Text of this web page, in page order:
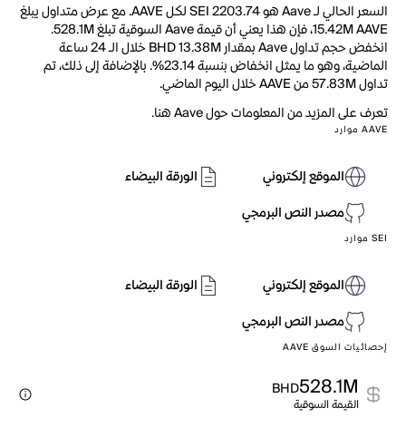
السعر الحالي لـ Aave هو SEI 2203.74 لكل AAVE. مع عرض متداول يبلغ
15.42M AAVE، فإن هذا يعني أن قيمة Aave السوقية تبلغ 528.1M.
انخفض حجم تداول Aave بمقدار BHD 13.38M خلال الـ 24 ساعة
الماضية، وهو ما يمثل انخفاض بنسبة 23.14%. بالإضافة إلى ذلك، تم
تداول 57.83M من AAVE خلال اليوم الماضي.
تعرف على المزيد من المعلومات حول Aave هنا.
AAVE موارد
الموقع إلكتروني
الورقة البيضاء
مصدر النص البرمجي
SEI موارد
الموقع إلكتروني
الورقة البيضاء
مصدر النص البرمجي
إحصائيات السوق AAVE
528.1M
BHD
القيمة السوقية